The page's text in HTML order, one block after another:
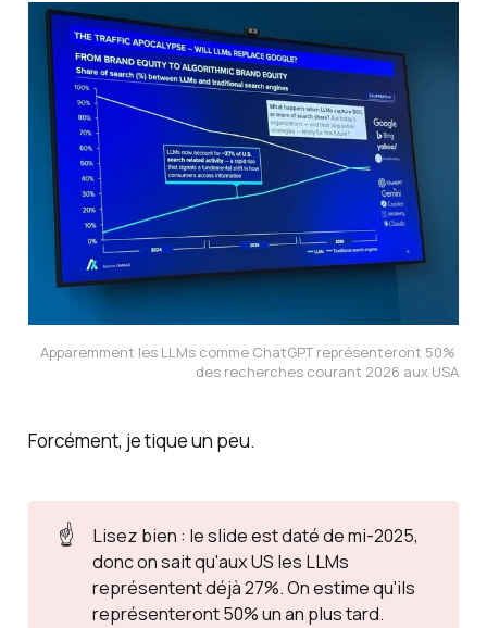
Apparemment les LLMs comme ChatGPT représenteront 50%
des recherches courant 2026 aux USA
Forcément, je tique un peu.
☝️
Lisez bien : le slide est daté de mi-2025,
donc onsaitqu'aux US les LLMs
représentent déjà 27%. Onestimequ'ils
représenteront 50% un an plus tard.